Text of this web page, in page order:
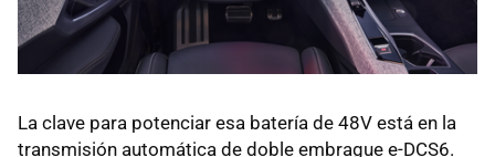
La clave para potenciar esa batería de 48V está en la
transmisión automática de doble embrague e-DCS6.